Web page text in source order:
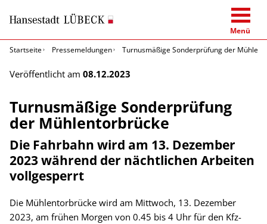
Menü
Startseite
Pressemeldungen Turnusmäßige Sonderprüfung der
Veröffentlicht am 08.12.2023
Turnusmäßige Sonderprüfung
der Mühlentorbrücke
Die Fahrbahn wird am 13. Dezember
2023 während der nächtlichen Arbeiten
vollgesperrt
Die Mühlentorbrücke wird am Mittwoch, 13. Dezember
2023, am frühen Morgen von 0.45 bis 4 Uhr für den Kfz-